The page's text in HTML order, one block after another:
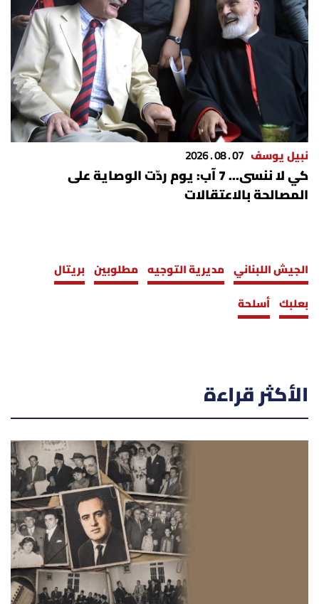
نبيل يوسف 07 . 08 . 2026
كي لا ننسى... 7 آب: يوم ردّت الوصاية على
المصالحة بالاعتقالات
الجيش اللبناني مديرية التوجيه مطلوبين بريتال
بعلبك أسلحة
الأكثر قراءة